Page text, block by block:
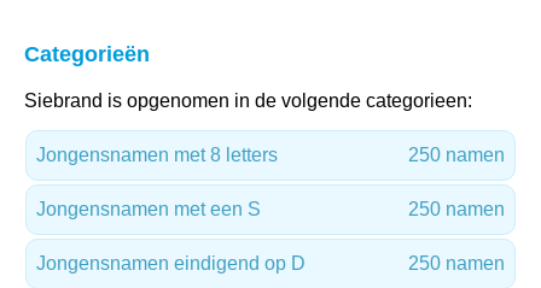
Categorieën
Siebrand is opgenomen in de volgende categorieen:
Jongensnamen met 8 letters 250 namen
Jongensnamen met een S 250 namen
Jongensnamen eindigend op D 250 namen